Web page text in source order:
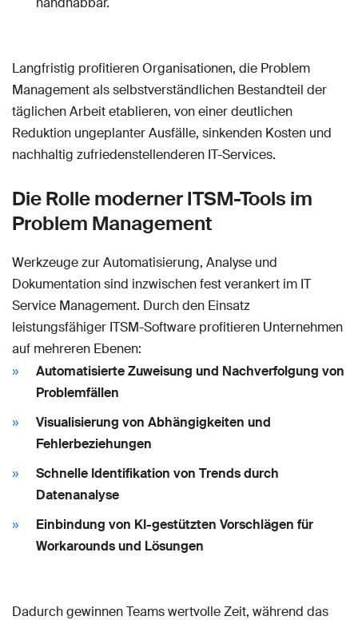
Langfristig profitieren Organisationen, die Problem
Management als selbstverständlichen Bestandteil der
täglichen Arbeit etablieren, von einer deutlichen
Reduktion ungeplanter Ausfälle, sinkenden Kosten und
nachhaltig zufriedenstellenderen IT-Services.
Die Rolle moderner ITSM-Tools im
Problem Management
Werkzeuge zur Automatisierung, Analyse und
Dokumentation sind inzwischen fest verankert im IT
Service Management. Durch den Einsatz
leistungsfähiger ITSM-Software profitieren Unternehmen
auf mehreren Ebenen:
Automatisierte Zuweisung und Nachverfolgung von
Problemfällen
Visualisierung von Abhängigkeiten und
Fehlerbeziehungen
Schnelle Identifikation von Trends durch
Datenanalyse
Einbindung von KI-gestützten Vorschlägen für
Workarounds und Lösungen
Dadurch gewinnen Teams wertvolle Zeit, während das